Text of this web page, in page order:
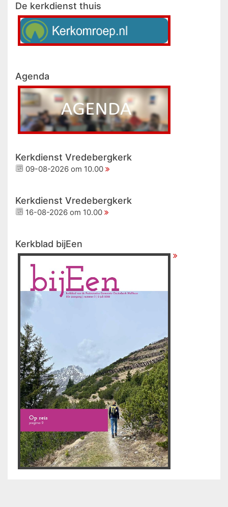
De kerkdienst thuis
Agenda
Kerkdienst Vredebergkerk
09-08-2026 om 10.00
Kerkdienst Vredebergkerk
16-08-2026 om 10.00
Kerkblad bijEen